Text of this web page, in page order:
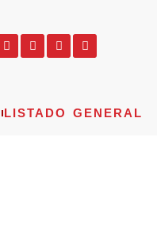
LISTADO GENERAL